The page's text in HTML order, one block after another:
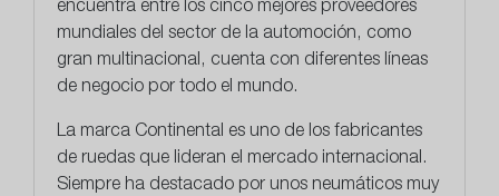
encuentra entre los cinco mejores proveedores
mundiales del sector de la automoción, como
gran multinacional, cuenta con diferentes líneas
de negocio por todo el mundo.
La marca Continental es uno de los fabricantes
de ruedas que lideran el mercado internacional.
Siempre ha destacado por unos neumáticos muy